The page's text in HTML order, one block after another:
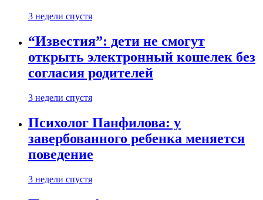
3 недели спустя
“Известия”: дети не смогут
открыть электронный кошелек без
согласия родителей
3 недели спустя
Психолог Панфилова: у
завербованного ребенка меняется
поведение
3 недели спустя